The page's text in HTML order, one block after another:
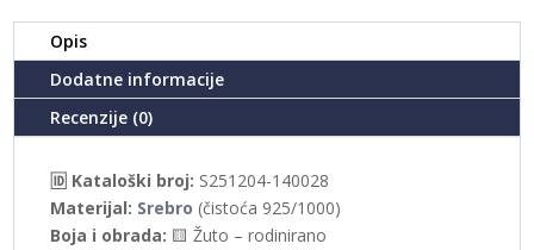
Opis
Dodatne informacije
Recenzije (0)
🆔 Kataloški broj: S251204-140028
Materijal: Srebro (čistoća 925/1000)
Boja i obrada: 🟨 Žuto – rodinirano